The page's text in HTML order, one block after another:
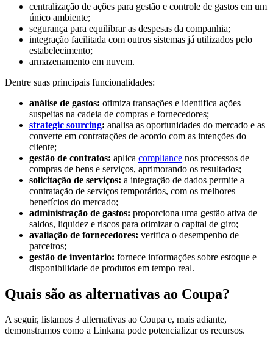
centralização de ações para gestão e controle de gastos em um
único ambiente;
segurança para equilibrar as despesas da companhia;
integração facilitada com outros sistemas já utilizados pelo
estabelecimento;
armazenamento em nuvem.
Dentre suas principais funcionalidades:
análise de gastos: otimiza transações e identifica ações
suspeitas na cadeia de compras e fornecedores;
strategic sourcing: analisa as oportunidades do mercado e as
converte em contratações de acordo com as intenções do
cliente;
gestão de contratos: aplica compliance nos processos de
compras de bens e serviços, aprimorando os resultados;
solicitação de serviços: a integração de dados permite a
contratação de serviços temporários, com os melhores
benefícios do mercado;
administração de gastos: proporciona uma gestão ativa de
saldos, liquidez e riscos para otimizar o capital de giro;
avaliação de fornecedores: verifica o desempenho de
parceiros;
gestão de inventário: fornece informações sobre estoque e
disponibilidade de produtos em tempo real.
Quais são as alternativas ao Coupa?
A seguir, listamos 3 alternativas ao Coupa e, mais adiante,
demonstramos como a Linkana pode potencializar os recursos.